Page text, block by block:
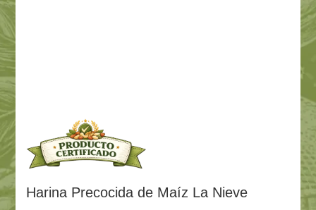
Harina Precocida de Maíz La Nieve